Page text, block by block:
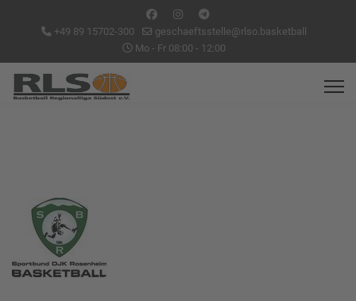
+49 89 15702-300
geschaeftsstelle@rlso.basketball
Mo - Fr 08:00 - 12:00